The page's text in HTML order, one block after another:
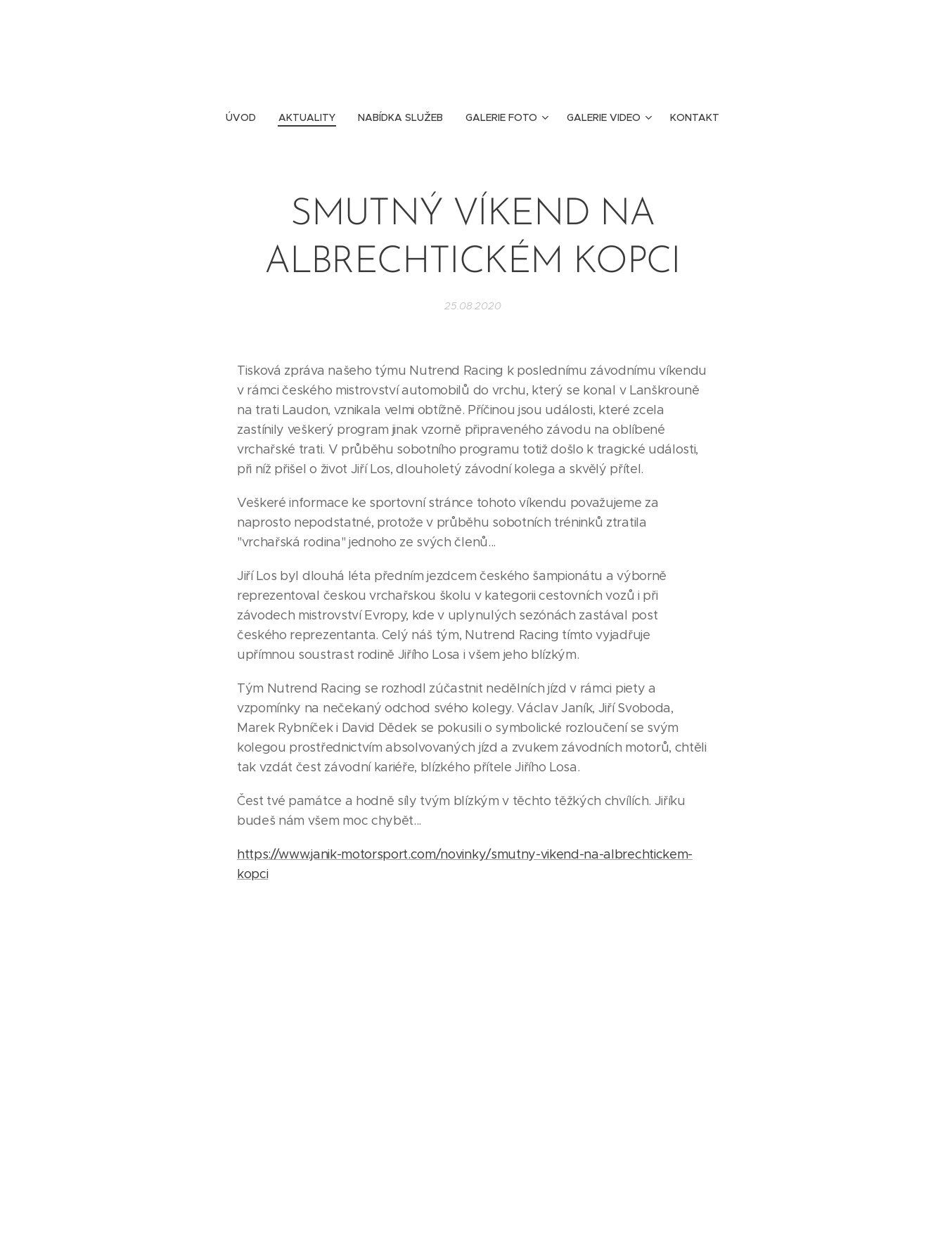
ÚVOD AKTUALITY NABÍDKA SLUŽEB GALERIE FOTO GALERIE VIDEO KONTAKT
SMUTNÝ VÍKEND NA
ALBRECHTICKÉM KOPCI
25.08.2020
Tisková zpráva našeho týmu Nutrend Racing k poslednímu závodnímu víkendu
v rámci českého mistrovství automobilů do vrchu, který se konal v Lanškrouně
na trati Laudon, vznikala velmi obtížně. Příčinou jsou události, které zcela
zastínily veškerý program jinak vzorně připraveného závodu na oblíbené
vrchařské trati. V průběhu sobotního programu totiž došlo k tragické události,
při níž přišel o život Jiří Los, dlouholetý závodní kolega a skvělý přítel.
Veškeré informace ke sportovní stránce tohoto víkendu považujeme za
naprosto nepodstatné, protože v průběhu sobotních tréninků ztratila
"vrchařská rodina" jednoho ze svých členů...
Jiří Los byl dlouhá léta předním jezdcem českého šampionátu a výborně
reprezentoval českou vrchařskou školu v kategorii cestovních vozů i při
závodech mistrovství Evropy, kde v uplynulých sezónách zastával post
českého reprezentanta. Celý náš tým, Nutrend Racing tímto vyjadřuje
upřímnou soustrast rodině Jiřího Losa i všem jeho blízkým.
Tým Nutrend Racing se rozhodl zúčastnit nedělních jízd v rámci piety a
vzpomínky na nečekaný odchod svého kolegy. Václav Janík, Jiří Svoboda,
Marek Rybníček i David Dědek se pokusili o symbolické rozloučení se svým
kolegou prostřednictvím absolvovaných jízd a zvukem závodních motorů, chtěli
tak vzdát čest závodní kariéře, blízkého přítele Jiřího Losa.
Čest tvé památce a hodně síly tvým blízkým v těchto těžkých chvílích. Jiříku
budeš nám všem moc chybět...
https://www.janik-motorsport.com/novinky/smutny-vikend-na-albrechtickem-
kopci